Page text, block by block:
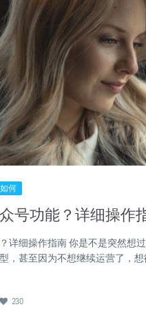
如何
号功能？详细操作
详细操作指南 你是不是突然想
，甚至因为不想继续运营了，
230